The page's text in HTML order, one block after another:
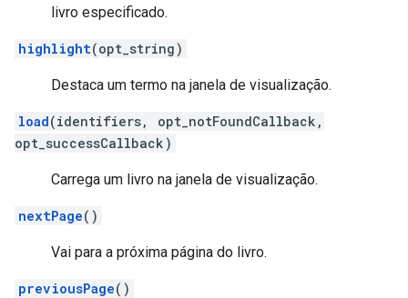
livro especificado.
highlight(opt_string)
Destaca um termo na janela de visualização.
load(identifiers, opt_notFoundCallback,
opt_successCallback)
Carrega um livro na janela de visualização.
nextPage()
Vai para a próxima página do livro.
previousPage()